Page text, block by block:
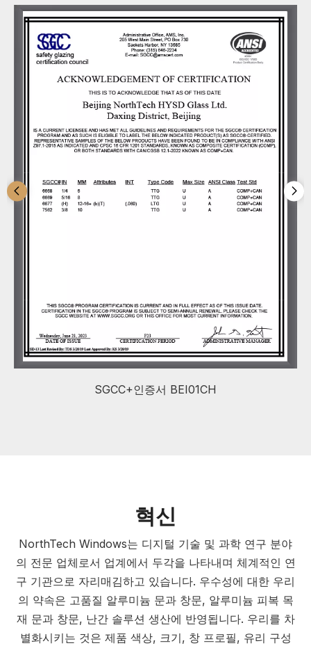
SGCC+인증서 BEI01CH
혁신
NorthTech Windows는 디지털 기술 및 과학 연구 분야
의 전문 업체로서 업계에서 두각을 나타내며 체계적인 연
구 기관으로 자리매김하고 있습니다. 우수성에 대한 우리
의 약속은 고품질 알루미늄 문과 창문, 알루미늄 피복 목
재 문과 창문, 난간 솔루션 생산에 반영됩니다. 우리를 차
별화시키는 것은 제품 색상, 크기, 창 프로필, 유리 구성